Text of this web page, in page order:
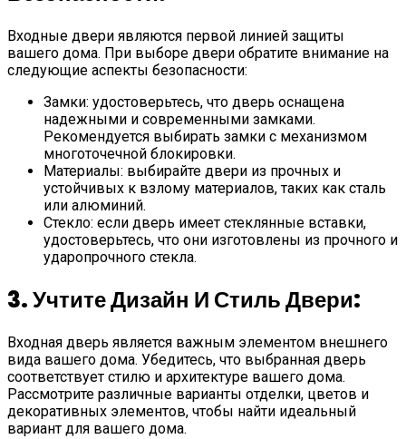
Входные двери являются первой линией защиты
вашего дома. При выборе двери обратите внимание на
следующие аспекты безопасности:
Замки: удостоверьтесь, что дверь оснащена
надежными и современными замками.
Рекомендуется выбирать замки с механизмом
многоточечной блокировки.
Материалы: выбирайте двери из прочных и
устойчивых к взлому материалов, таких как сталь
или алюминий.
Стекло: если дверь имеет стеклянные вставки,
удостоверьтесь, что они изготовлены из прочного и
ударопрочного стекла.
3. Учтите Дизайн И Стиль Двери:
Входная дверь является важным элементом внешнего
вида вашего дома. Убедитесь, что выбранная дверь
соответствует стилю и архитектуре вашего дома.
Рассмотрите различные варианты отделки, цветов и
декоративных элементов, чтобы найти идеальный
вариант для вашего дома.